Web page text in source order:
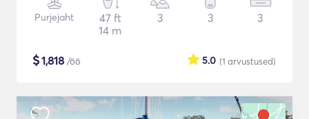
Purjejaht
47 ft
14 m
3 3 3
$1,818 /öö (1 arvustused)
5.0